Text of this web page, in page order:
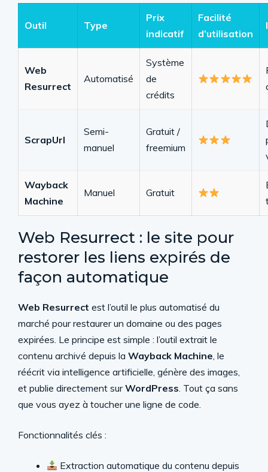
Outil Type
Prix
indicatif
Facilité
d’utilisation
Web
Resurrect
Automatisé
Système
de
crédits
ScrapUrl
Semi-
manuel
Gratuit /
freemium
Wayback
Machine
Manuel Gratuit
Web Resurrect : le site pour
restorer les liens expirés de
façon automatique
Web Resurrect est l’outil le plus automatisé du
marché pour restaurer un domaine ou des pages
expirées. Le principe est simple : l’outil extrait le
contenu archivé depuis la Wayback Machine, le
réécrit via intelligence artificielle, génère des images,
et publie directement surWordPress. Tout ça sans
que vous ayez à toucher une ligne de code.
Fonctionnalités clés :
Extraction automatique du contenu depuis